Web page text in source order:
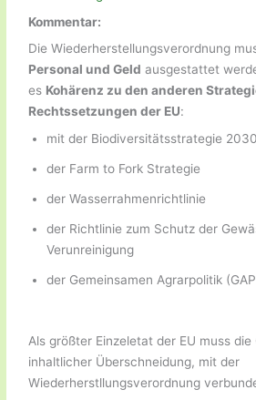
Kommentar:
Die Wiederherstellungsverordnung
Personal und Geld ausgestattet
es Kohärenz zu den anderen
Rechtssetzungen der EU:
mit der Biodiversitätsstrategie 2030
der Farm to Fork Strategie
der Wasserrahmenrichtlinie
der Richtlinie zum Schutz der
Verunreinigung
der Gemeinsamen Agrarpolitik
Als größter Einzeletat der EU muss
inhaltlicher Überschneidung, mit der
Wiederherstllungsverordnung